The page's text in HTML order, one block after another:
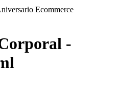
Ecommerce
-